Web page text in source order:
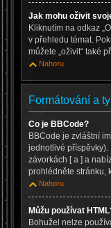
Jak mohu oživit
Kliknutím na odkaz
v přehledu témat.
můžete „oživit“ také
Nahoru
Formátování a
Co je BBCode?
BBCode je zvláštní
jednotlivé příspěvky).
závorkách [ a ] a
prohlédněte stránku,
Nahoru
Můžu používat
Bohužel nelze